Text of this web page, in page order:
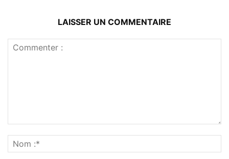
LAISSER UN COMMENTAIRE